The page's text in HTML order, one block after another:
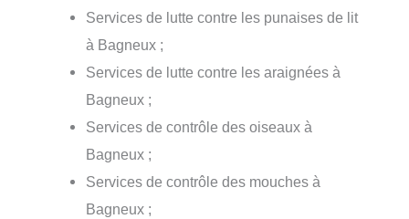
Services de lutte contre les punaises de lit
à Bagneux ;
Services de lutte contre les araignées à
Bagneux ;
Services de contrôle des oiseaux à
Bagneux ;
Services de contrôle des mouches à
Bagneux ;